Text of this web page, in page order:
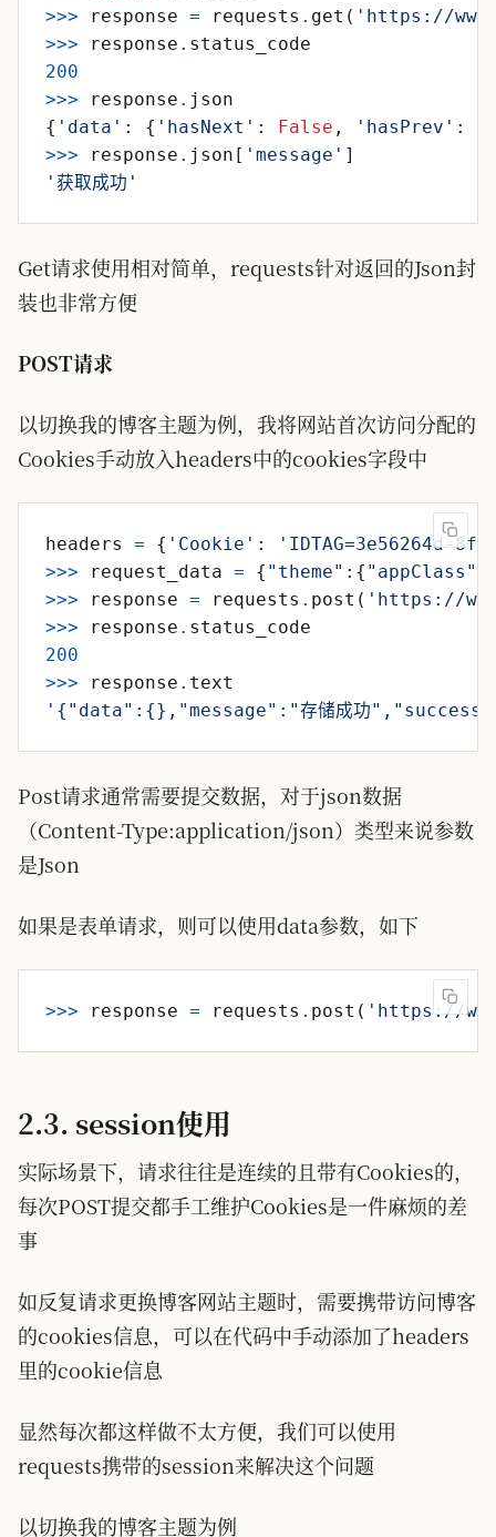
>>> response = requests . get ( ' https://
>>> response . status_code
200
>>> response . json
{ ' data ' : { ' hasNext ' : False , ' hasPrev ' :
>>> response . json [ ' message ' ]
' 获取成功 '
Get请求使用相对简单，requests针对返回的Json封
装也非常方便
POST请求
以切换我的博客主题为例，我将网站首次访问分配的
Cookies手动放入headers中的cookies字段中
headers = { ' Cookie ' : ' IDTAG=3e56264d-
>>> request_data = { " theme" : { " appClass "
>>> response = requests . post ( ' https://
>>> response . status_code
200
>>> response . text
' { " data" : {} , "message" : "存储成功" , " success
Post请求通常需要提交数据，对于json数据
（Content-Type:application/json）类型来说参数
是Json
如果是表单请求，则可以使用data参数，如下
>>> response = requests . post ( ' https://
2.3. session使用
实际场景下，请求往往是连续的且带有Cookies的，
每次POST提交都手工维护Cookies是一件麻烦的差
事
如反复请求更换博客网站主题时，需要携带访问博客
的cookies信息，可以在代码中手动添加了headers
里的cookie信息
显然每次都这样做不太方便，我们可以使用
requests携带的session来解决这个问题
以切换我的博客主题为例